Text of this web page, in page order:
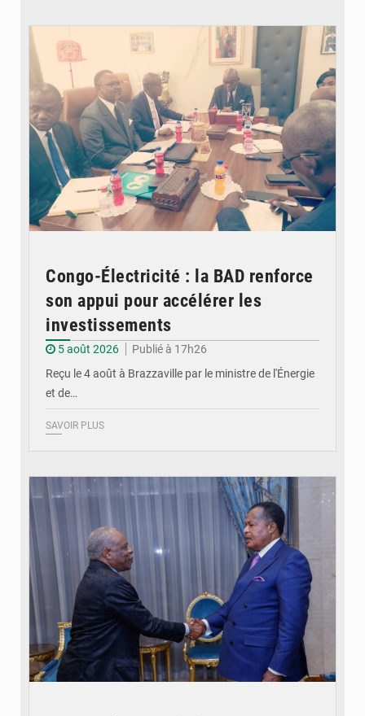
Congo-Électricité : la BAD renforce
son appui pour accélérer les
investissements
5 août 2026
Publié à 17h26
Reçu le 4 août à Brazzaville par le ministre de l'Énergie
et de…
SAVOIR PLUS